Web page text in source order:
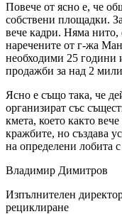
Повече от ясно е, че
собствени площадки.
вече кадри. Няма нито,
наречените от г-жа
необходими 25 години
продажби за над 2
Ясно е също така, че
организират със
кмета, което както
кражбите, но създава
на определени лобита
Владимир Димитров
Изпълнителен
рециклиране